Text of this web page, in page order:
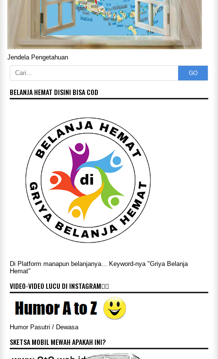
Jendela Pengetahuan
GO
BELANJA HEMAT DISINI BISA COD
Di Platform manapun belanjanya... Keyword-nya "Griya Belanja
Hemat"
VIDEO-VIDEO LUCU DI INSTAGRAM👇🏻
Humor Pasutri / Dewasa
SKETSA MOBIL MEWAH APAKAH INI?